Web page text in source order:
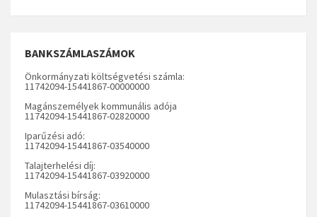
BANKSZÁMLASZÁMOK
Önkormányzati költségvetési számla:
11742094-15441867-00000000
Magánszemélyek kommunális adója
11742094-15441867-02820000
Iparűzési adó:
11742094-15441867-03540000
Talajterhelési díj:
11742094-15441867-03920000
Mulasztási bírság:
11742094-15441867-03610000